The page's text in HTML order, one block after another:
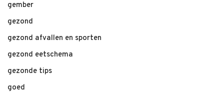
gember
gezond
gezond afvallen en sporten
gezond eetschema
gezonde tips
goed